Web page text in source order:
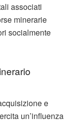
associati
minerarie
socialmente
e
un’influenza